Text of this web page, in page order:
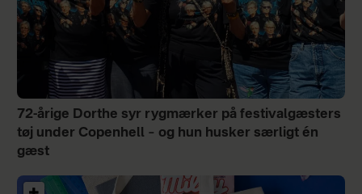
72-årige Dorthe syr rygmærker på festivalgæsters
tøj under Copenhell – og hun husker særligt én
gæst